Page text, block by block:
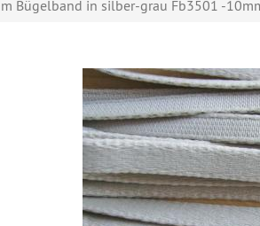
Bügelband in silber-grau Fb3501 -